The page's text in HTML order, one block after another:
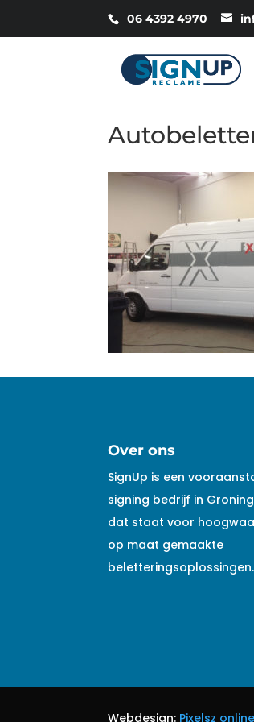
06 4392 4970
Over ons
SignUp is een
signing bedrijf in
dat staat voor
op maat gemaakte
beletteringsoplossingen.
Webdesign: Pixelsz